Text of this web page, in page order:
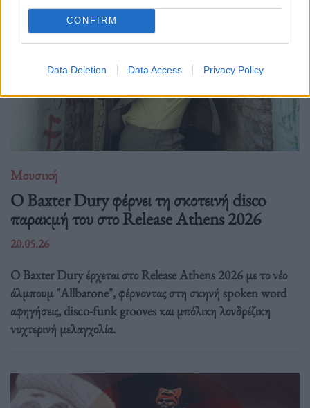
CONFIRM
Data Deletion Data Access Privacy Policy
Μουσική
Ο Baxter Dury φέρνει τη σκοτεινή disco
παρακμή του στο Release Athens 2026
20.05.26
Ο Baxter Dury έρχεται στο Release Athens 2026 με το νέο
άλμπουμ "Allbarone", φέρνοντας στη σκηνή spoken word
αφηγήσεις, disco-funk grooves και μπόλικη λονδρέζικη
νυχτερινή μελαγχολία.